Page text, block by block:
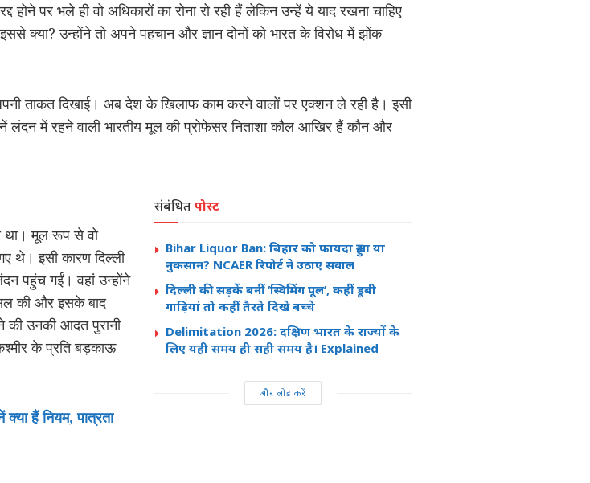
पर भले ही वो अधिकारों का रोना रो रही हैं लेकिन उन्हें ये याद रखना चाहिए
क्या? उन्होंने तो अपने पहचान और ज्ञान दोनों को भारत के विरोध में झोंक
ताकत दिखाई। अब देश के खिलाफ काम करने वालों पर एक्शन ले रही है। इसी
लंदन में रहने वाली भारतीय मूल की प्रोफेसर निताशा कौल आखिर हैं कौन और
संबंधितपोस्ट
Bihar Liquor Ban: बिहार को फायदा हुआ या
नुकसान? NCAER रिपोर्ट ने उठाए सवाल
दिल्ली की सड़कें बनीं ‘स्विमिंग पूल’, कहीं डूबी
गाड़ियां तो कहीं तैरते दिखे बच्चे
Delimitation 2026: दक्षिण भारत के राज्यों के
लिए यही समय ही सही समय है। Explained
और लोड करें
था। मूल रूप से वो
थे। इसी कारण दिल्ली
पहुंच गईं। वहां उन्होंने
की और इसके बाद
की उनकी आदत पुरानी
के प्रति बड़काऊ
हैं नियम, पात्रता